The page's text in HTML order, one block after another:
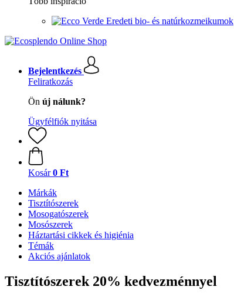
Eredeti bio- és natúrkozmeikumok
Bejelentkezés
Feliratkozás
Ön új nálunk?
Ügyfélfiók nyitása
Kosár 0 Ft
Márkák
Tisztítószerek
Mosogatószerek
Mosószerek
Háztartási cikkek és higiénia
Témák
Akciós ajánlatok
Tisztítószerek 20% kedvezménnyel